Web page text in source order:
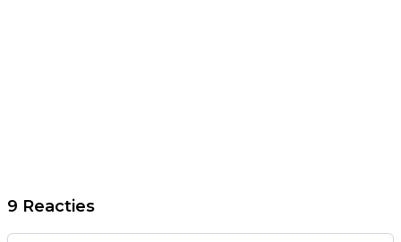
9 Reacties